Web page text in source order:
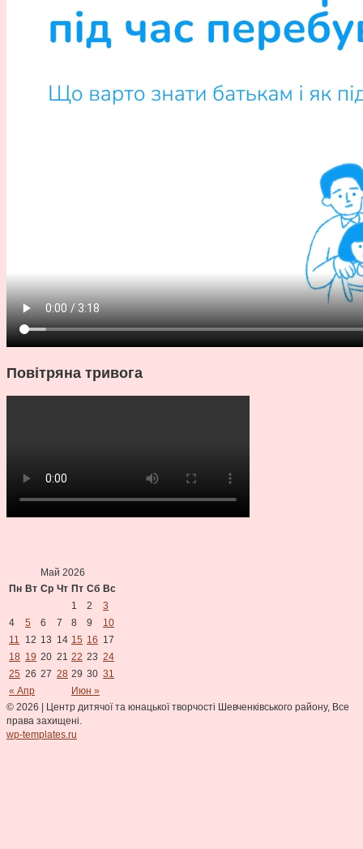
Повітряна тривога
Май 2026
Пн Вт Ср Чт Пт Сб Вс
« Апр Июн »
1 2
3
4
5 6 7 8 9
10
11
12 13 14 15 16 17
18 19 20 21 22 23 24
25 26 27 28 29 30 31
© 2026 | Центр дитячої та юнацької творчості Шевченківського району, Все
права захищені.
wp-templates.ru